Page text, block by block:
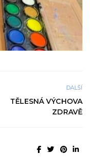
DALŠÍ
TĚLESNÁ VÝCHOVA
ZDRAVĚ